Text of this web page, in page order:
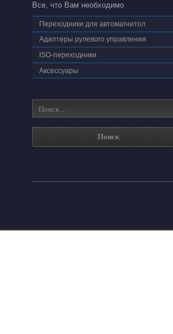
Все, что Вам необходимо
Переходники для автомагнитол
Адаптеры рулевого управления
ISO-переходники
Аксессуары